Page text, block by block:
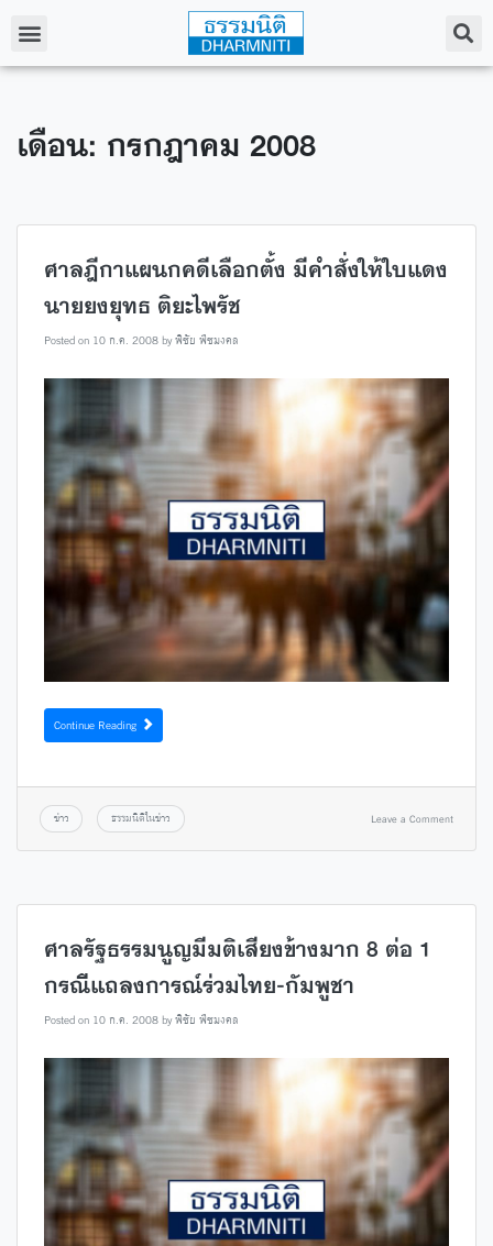
เดือน: กรกฎาคม 2008
ศาลฎีกาแผนกคดีเลือกตั้ง มีคำสั่งให้ใบแดง
นายยงยุทธ ติยะไพรัช
Posted on 10 ก.ค. 2008byพิชัย พืชมงคล
Continue Reading
ข่าว ธรรมนิติในข่าว Leave a Comment
ศาลรัฐธรรมนูญมีมติเสียงข้างมาก 8 ต่อ 1
กรณีแถลงการณ์ร่วมไทย-กัมพูชา
Posted on 10 ก.ค. 2008byพิชัย พืชมงคล